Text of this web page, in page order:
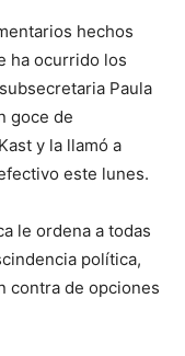
hechos
ha ocurrido los
Paula
goce de
y la llamó a
este lunes.
le ordena a todas
política,
contra de opciones